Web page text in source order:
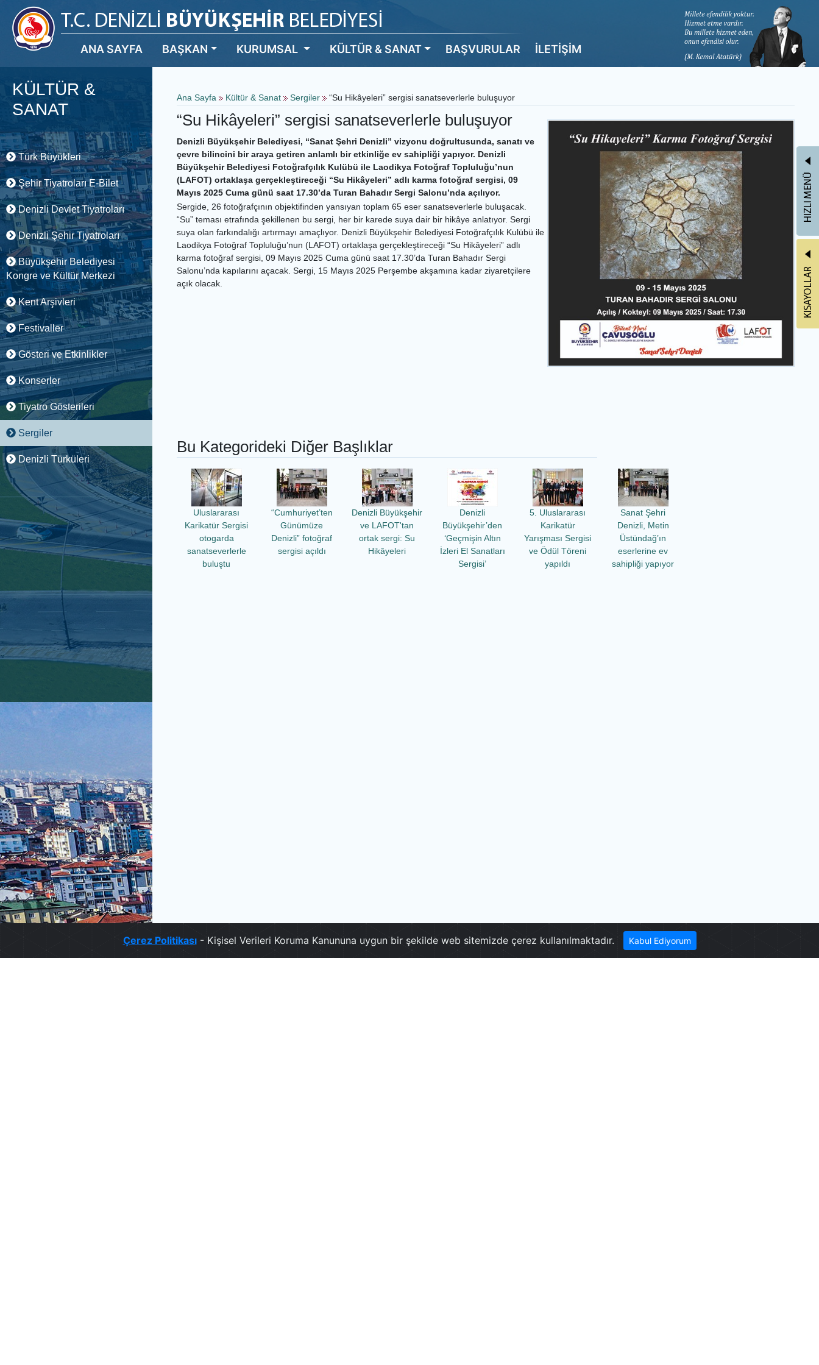
ANA SAYFA BAŞKAN KURUMSAL KÜLTÜR & SANAT BAŞVURULAR İLETİŞİM
KÜLTÜR &
SANAT
Türk Büyükleri
Şehir Tiyatroları E-Bilet
Denizli Devlet Tiyatroları
Denizli Şehir Tiyatroları
Büyükşehir Belediyesi
Kongre ve Kültür Merkezi
Kent Arşivleri
Festivaller
Gösteri ve Etkinlikler
Konserler
Tiyatro Gösterileri
Sergiler
Denizli Türküleri
Ana Sayfa Kültür & Sanat Sergiler “Su Hikâyeleri” sergisi sanatseverlerle buluşuyor
“Su Hikâyeleri” sergisi sanatseverlerle buluşuyor
Denizli Büyükşehir Belediyesi, “Sanat Şehri Denizli” vizyonu doğrultusunda, sanatı ve
çevre bilincini bir araya getiren anlamlı bir etkinliğe ev sahipliği yapıyor. Denizli
Büyükşehir Belediyesi Fotoğrafçılık Kulübü ile Laodikya Fotoğraf Topluluğu’nun
(LAFOT) ortaklaşa gerçekleştireceği “Su Hikâyeleri” adlı karma fotoğraf sergisi, 09
Mayıs 2025 Cuma günü saat 17.30’da Turan Bahadır Sergi Salonu’nda açılıyor.
Sergide, 26 fotoğrafçının objektifinden yansıyan toplam 65 eser sanatseverlerle buluşacak.
“Su” teması etrafında şekillenen bu sergi, her bir karede suya dair bir hikâye anlatıyor. Sergi
suya olan farkındalığı artırmayı amaçlıyor. Denizli Büyükşehir Belediyesi Fotoğrafçılık Kulübü ile
Laodikya Fotoğraf Topluluğu’nun (LAFOT) ortaklaşa gerçekleştireceği “Su Hikâyeleri” adlı
karma fotoğraf sergisi, 09 Mayıs 2025 Cuma günü saat 17.30’da Turan Bahadır Sergi
Salonu’nda kapılarını açacak. Sergi, 15 Mayıs 2025 Perşembe akşamına kadar ziyaretçilere
açık olacak.
Bu Kategorideki Diğer Başlıklar
Uluslararası
Karikatür Sergisi
otogarda
sanatseverlerle
buluştu
“Cumhuriyet’ten
Günümüze
Denizli” fotoğraf
sergisi açıldı
Denizli Büyükşehir
ve LAFOT'tan
ortak sergi: Su
Hikâyeleri
Denizli
Büyükşehir’den
‘Geçmişin Altın
İzleri El Sanatları
Sergisi’
5. Uluslararası
Karikatür
Yarışması Sergisi
ve Ödül Töreni
yapıldı
Sanat Şehri
Denizli, Metin
Üstündağ’ın
eserlerine ev
sahipliği yapıyor
Çerez Politikası- Kişisel Verileri Koruma Kanununa uygun bir şekilde web sitemizde çerez kullanılmaktadır. Kabul Ediyorum